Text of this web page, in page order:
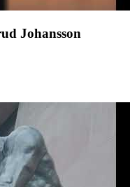
Johansson